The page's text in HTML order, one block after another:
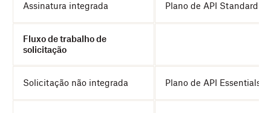
Assinatura integrada Plano de API Standard
Fluxo de trabalho de
solicitação
Solicitação não integrada Plano de API Essentials